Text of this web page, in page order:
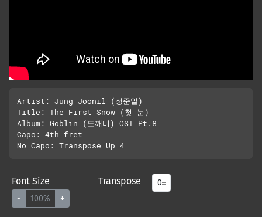
Artist: Jung Joonil (정준일)
Title: The First Snow (첫 눈)
Album: Goblin (도깨비) OST Pt.8
Capo: 4th fret
No Capo: Transpose Up 4
Font Size
- 100% +
Transpose